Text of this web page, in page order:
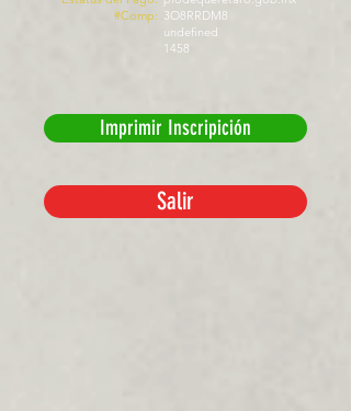
#Comp: 3O8RRDM8
undefined
1458
Imprimir Inscripición
Salir